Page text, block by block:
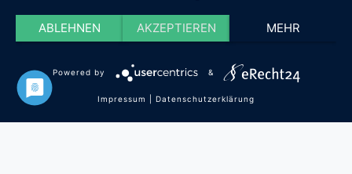
ABLEHNEN AKZEPTIEREN MEHR
Powered by &
Impressum Datenschutzerklärung